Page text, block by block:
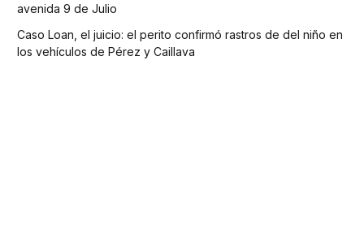
avenida 9 de Julio
Caso Loan, el juicio: el perito confirmó rastros de del niño en
los vehículos de Pérez y Caillava